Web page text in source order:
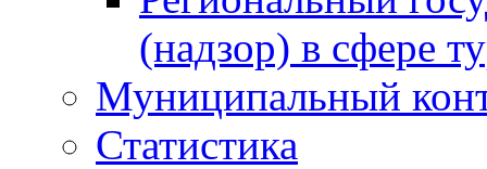
(надзор) в сфере
Муниципальный
Статистика